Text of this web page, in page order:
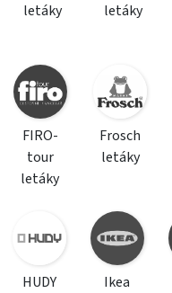
letáky
letáky
FIRO-
tour
letáky
Frosch
letáky
HUDY
Ikea